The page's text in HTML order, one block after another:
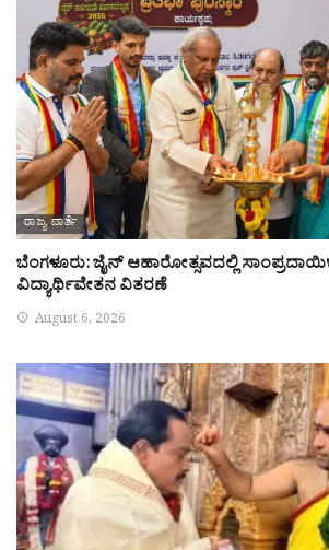
ರಾಜ್ಯ ವಾರ್ತೆ
ಬೆಂಗಳೂರು: ಜೈನ್ ಆಹಾರೋತ್ಸವದಲ್ಲಿ
ವಿದ್ಯಾರ್ಥಿವೇತನ ವಿತರಣೆ
August 6, 2026